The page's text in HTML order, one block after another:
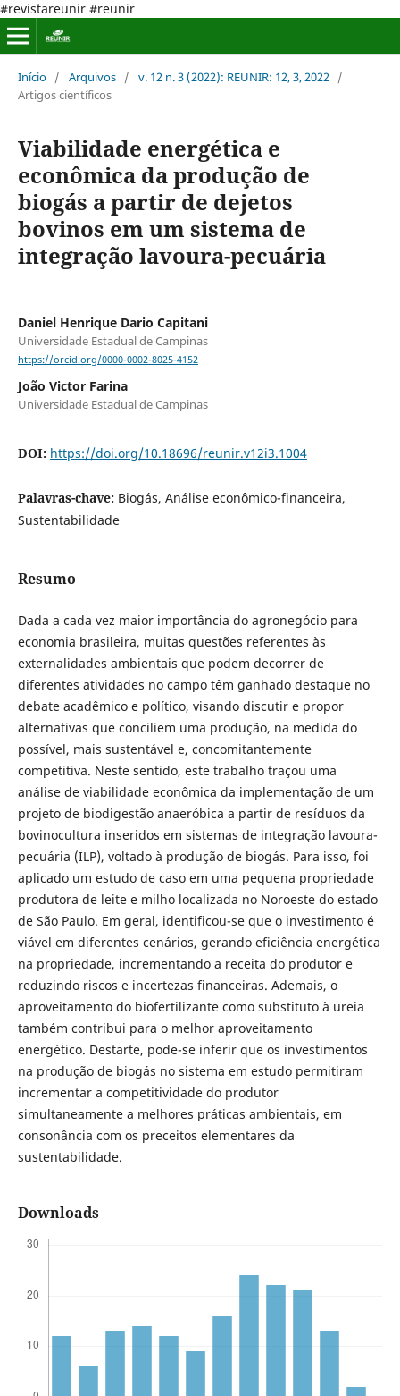
#revistareunir #reunir
Início / Arquivos / v. 12 n. 3 (2022): REUNIR: 12, 3, 2022 /
Artigos científicos
Viabilidade energética e
econômica da produção de
biogás a partir de dejetos
bovinos em um sistema de
integração lavoura-pecuária
Daniel Henrique Dario Capitani
Universidade Estadual de Campinas
https://orcid.org/0000-0002-8025-4152
João Victor Farina
Universidade Estadual de Campinas
DOI: https://doi.org/10.18696/reunir.v12i3.1004
Palavras-chave: Biogás, Análise econômico-financeira,
Sustentabilidade
Resumo
Dada a cada vez maior importância do agronegócio para
economia brasileira, muitas questões referentes às
externalidades ambientais que podem decorrer de
diferentes atividades no campo têm ganhado destaque no
debate acadêmico e político, visando discutir e propor
alternativas que conciliem uma produção, na medida do
possível, mais sustentável e, concomitantemente
competitiva. Neste sentido, este trabalho traçou uma
análise de viabilidade econômica da implementação de um
projeto de biodigestão anaeróbica a partir de resíduos da
bovinocultura inseridos em sistemas de integração lavoura-
pecuária (ILP), voltado à produção de biogás. Para isso, foi
aplicado um estudo de caso em uma pequena propriedade
produtora de leite e milho localizada no Noroeste do estado
de São Paulo. Em geral, identificou-se que o investimento é
viável em diferentes cenários, gerando eficiência energética
na propriedade, incrementando a receita do produtor e
reduzindo riscos e incertezas financeiras. Ademais, o
aproveitamento do biofertilizante como substituto à ureia
também contribui para o melhor aproveitamento
energético. Destarte, pode-se inferir que os investimentos
na produção de biogás no sistema em estudo permitiram
incrementar a competitividade do produtor
simultaneamente a melhores práticas ambientais, em
consonância com os preceitos elementares da
sustentabilidade.
Downloads